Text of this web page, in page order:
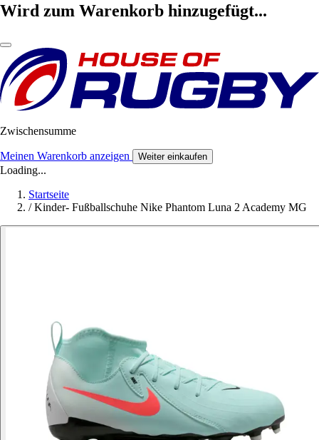
Wird zum Warenkorb hinzugefügt...
Zwischensumme
Meinen Warenkorb anzeigen Weiter einkaufen
Loading...
Startseite
/ Kinder- Fußballschuhe Nike Phantom Luna 2 Academy MG